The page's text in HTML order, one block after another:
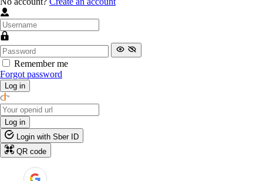
Remember me
Forgot password
Log in
Log in
Login with Sber ID
QR code